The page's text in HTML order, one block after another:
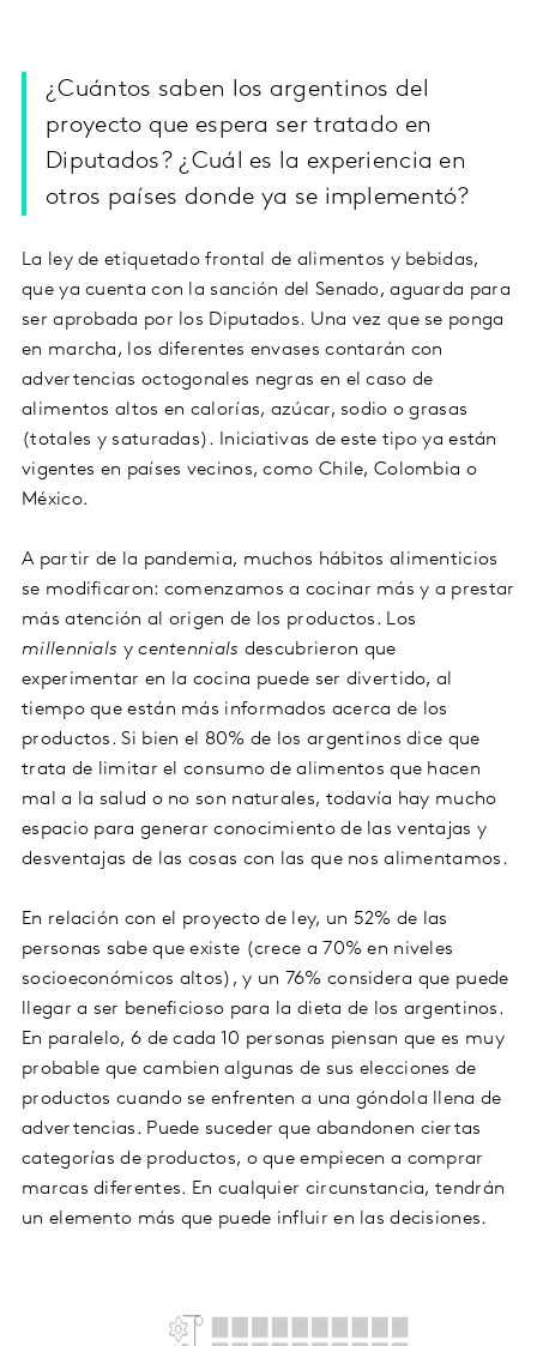
¿Cuántos saben los argentinos del
proyecto que espera ser tratado en
Diputados? ¿Cuál es la experiencia en
otros países donde ya se implementó?
La ley de etiquetado frontal de alimentos y bebidas,
que ya cuenta con la sanción del Senado, aguarda para
ser aprobada por los Diputados. Una vez que se ponga
en marcha, los diferentes envases contarán con
advertencias octogonales negras en el caso de
alimentos altos en calorías, azúcar, sodio o grasas
(totales y saturadas). Iniciativas de este tipo ya están
vigentes en países vecinos, como Chile, Colombia o
México.
A partir de la pandemia, muchos hábitos alimenticios
se modificaron: comenzamos a cocinar más y a prestar
más atención al origen de los productos. Los
millennials ycentennials descubrieron que
experimentar en la cocina puede ser divertido, al
tiempo que están más informados acerca de los
productos. Si bien el 80% de los argentinos dice que
trata de limitar el consumo de alimentos que hacen
mal a la salud o no son naturales, todavía hay mucho
espacio para generar conocimiento de las ventajas y
desventajas de las cosas con las que nos alimentamos.
En relación con el proyecto de ley, un 52% de las
personas sabe que existe (crece a 70% en niveles
socioeconómicos altos), y un 76% considera que puede
llegar a ser beneficioso para la dieta de los argentinos.
En paralelo, 6 de cada 10 personas piensan que es muy
probable que cambien algunas de sus elecciones de
productos cuando se enfrenten a una góndola llena de
advertencias. Puede suceder que abandonen ciertas
categorías de productos, o que empiecen a comprar
marcas diferentes. En cualquier circunstancia, tendrán
un elemento más que puede influir en las decisiones.